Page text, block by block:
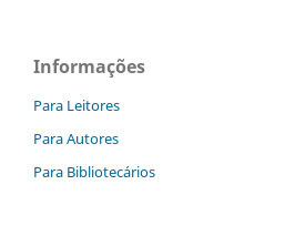
Informações
Para Leitores
Para Autores
Para Bibliotecários